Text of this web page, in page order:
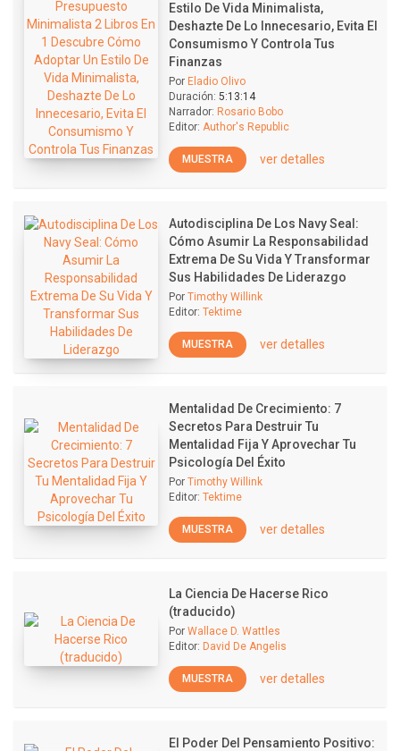
Estilo De Vida Minimalista,
Deshazte De Lo Innecesario, Evita El
Consumismo Y Controla Tus
Finanzas
Por Eladio Olivo
Duración: 5:13:14
Narrador: Rosario Bobo
Editor: Author's Republic
MUESTRA ver detalles
Autodisciplina De Los Navy Seal:
Cómo Asumir La Responsabilidad
Extrema De Su Vida Y Transformar
Sus Habilidades De Liderazgo
Por Timothy Willink
Editor: Tektime
MUESTRA ver detalles
Mentalidad De Crecimiento: 7
Secretos Para Destruir Tu
Mentalidad Fija Y Aprovechar Tu
Psicología Del Éxito
Por Timothy Willink
Editor: Tektime
MUESTRA ver detalles
La Ciencia De Hacerse Rico
(traducido)
Por Wallace D. Wattles
Editor: David De Angelis
MUESTRA ver detalles
El Poder Del Pensamiento Positivo: